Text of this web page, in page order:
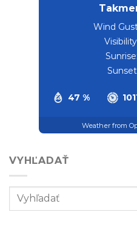
47 %
Wind
Sunrise:
Weather from
VYHĽADAŤ